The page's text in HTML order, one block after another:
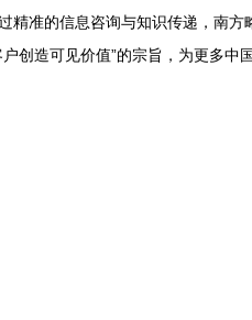
精准的信息咨询与知识传递，南方
创造可见价值”的宗旨，为更多中